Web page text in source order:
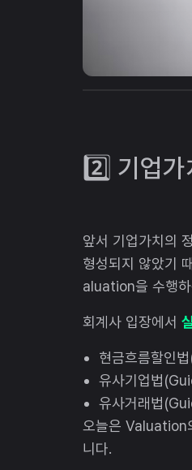
2️⃣ 기업
앞서 기업가치의
형성되지 않았기
aluation을 수행하
회계사 입장에서
현금흐름할인
유사기업법
유사거래법
오늘은 Valuation
니다.